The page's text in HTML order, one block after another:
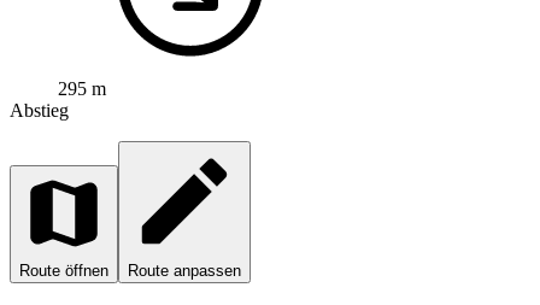
295 m
Abstieg
Route öffnen Route anpassen